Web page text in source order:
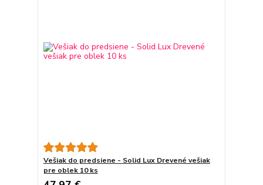
Vešiak do predsiene - Solid Lux Drevené vešiak
pre oblek 10 ks